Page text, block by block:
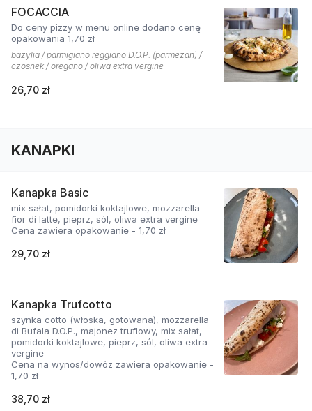
FOCACCIA
Do ceny pizzy w menu online dodano cenę
opakowania 1,70 zł
bazylia / parmigiano reggiano D.O.P. (parmezan) /
czosnek / oregano / oliwa extra vergine
26,70 zł
KANAPKI
Kanapka Basic
mix sałat, pomidorki koktajlowe, mozzarella
fior di latte, pieprz, sól, oliwa extra vergine
Cena zawiera opakowanie - 1,70 zł
29,70 zł
Kanapka Trufcotto
szynka cotto (włoska, gotowana), mozzarella
di Bufala D.O.P., majonez truflowy, mix sałat,
pomidorki koktajlowe, pieprz, sól, oliwa extra
vergine
Cena na wynos/dowóz zawiera opakowanie -
1,70 zł
38,70 zł